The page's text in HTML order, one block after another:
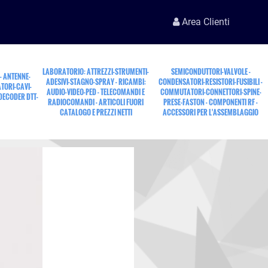
Area Clienti
ANTENNE-
CAVI-
DTT-
LABORATORIO: ATTREZZI-STRUMENTI-
ADESIVI-STAGNO-SPRAY - RICAMBI:
AUDIO-VIDEO-PED - TELECOMANDI E
RADIOCOMANDI - ARTICOLI FUORI
CATALOGO E PREZZI NETTI
SEMICONDUTTORI-VALVOLE -
CONDENSATORI-RESISTORI-FUSIBILI -
COMMUTATORI-CONNETTORI-SPINE-
PRESE-FASTON - COMPONENTI RF -
ACCESSORI PER L'ASSEMBLAGGIO